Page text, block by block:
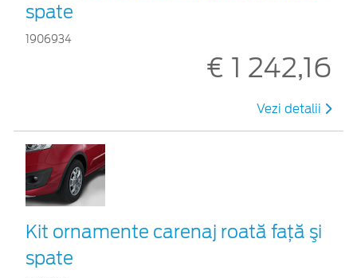
spate
1906934
€ 1 242,16
Vezi detalii
Kit ornamente carenaj roată faţă şi
spate